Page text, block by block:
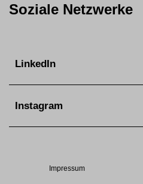
Soziale Netzwerke
LinkedIn
Instagram
Impressum